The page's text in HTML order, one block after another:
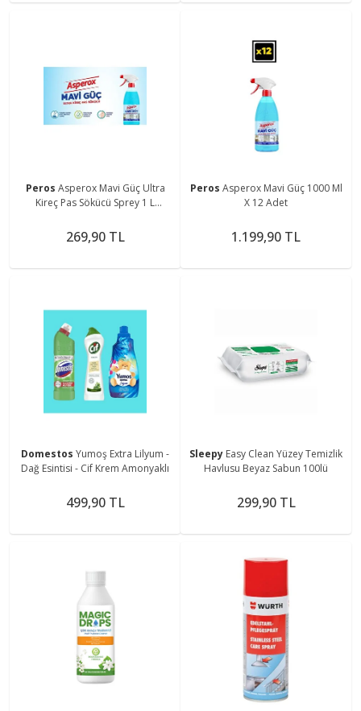
Peros Asperox Mavi Güç Ultra
Kireç Pas Sökücü Sprey 1 L
269,90 TL
Peros Asperox Mavi Güç 1000 Ml
X 12 Adet
1.199,90 TL
Domestos Yumoş Extra Lilyum -
Dağ Esintisi - Cif Krem Amonyaklı
499,90 TL
Sleepy Easy Clean Yüzey Temizlik
Havlusu Beyaz Sabun 100lü
299,90 TL